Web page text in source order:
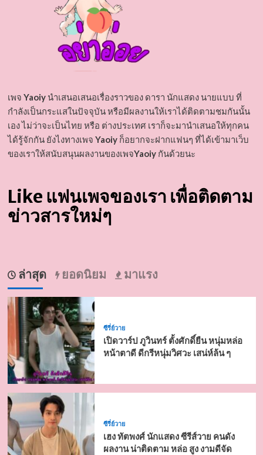
เพจ Yaoiyนำเสนอเสนอเรื่องราวของ ดารา นักแสดง นายแบบ ที่
กำลังเป็นกระแสในปัจจุบัน หรือมีผลงานให้เราได้ติดตามชมกันนั้น
เอง ไม่ว่าจะเป็นไทย หรือ ต่างประเทศ เราก็จะมานำเสนอให้ทุกคน
ได้รู้จักกัน ยังไงทางเพจ Yaoiyก็อยากจะฝากแฟนๆ ที่ได้เข้ามาเว็บ
ของเราให้สนับสนุนผลงานของเพจYaoiyกันด้วยนะ
Like แฟนเพจของเรา เพื่อติดตาม
ข่าวสารใหม่ๆ
ล่าสุด ยอดนิยม มาแรง
ซีรี่ย์วาย
เปิดวาร์ป ภูวินทร์ ตั้งศักดิ์ยืน หนุ่มหล่อ
หน้าตาดี ดีกรีหนุ่มวิศวะ เสน่ห์ล้น ๆ
ซีรี่ย์วาย
เฮง ทัตพงศ์ นักแสดง ซีรีส์วาย คนดัง
ผลงาน น่าติดตาม หล่อ สูง งามดีจัด